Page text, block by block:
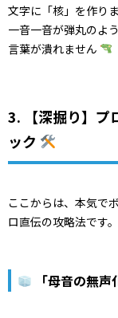
文字に「核」を作りま
一音一音が弾丸のよ
言葉が潰れません
3. 【深掘り】プ
ック
ここからは、本気で
ロ直伝の攻略法です。
「母音の無